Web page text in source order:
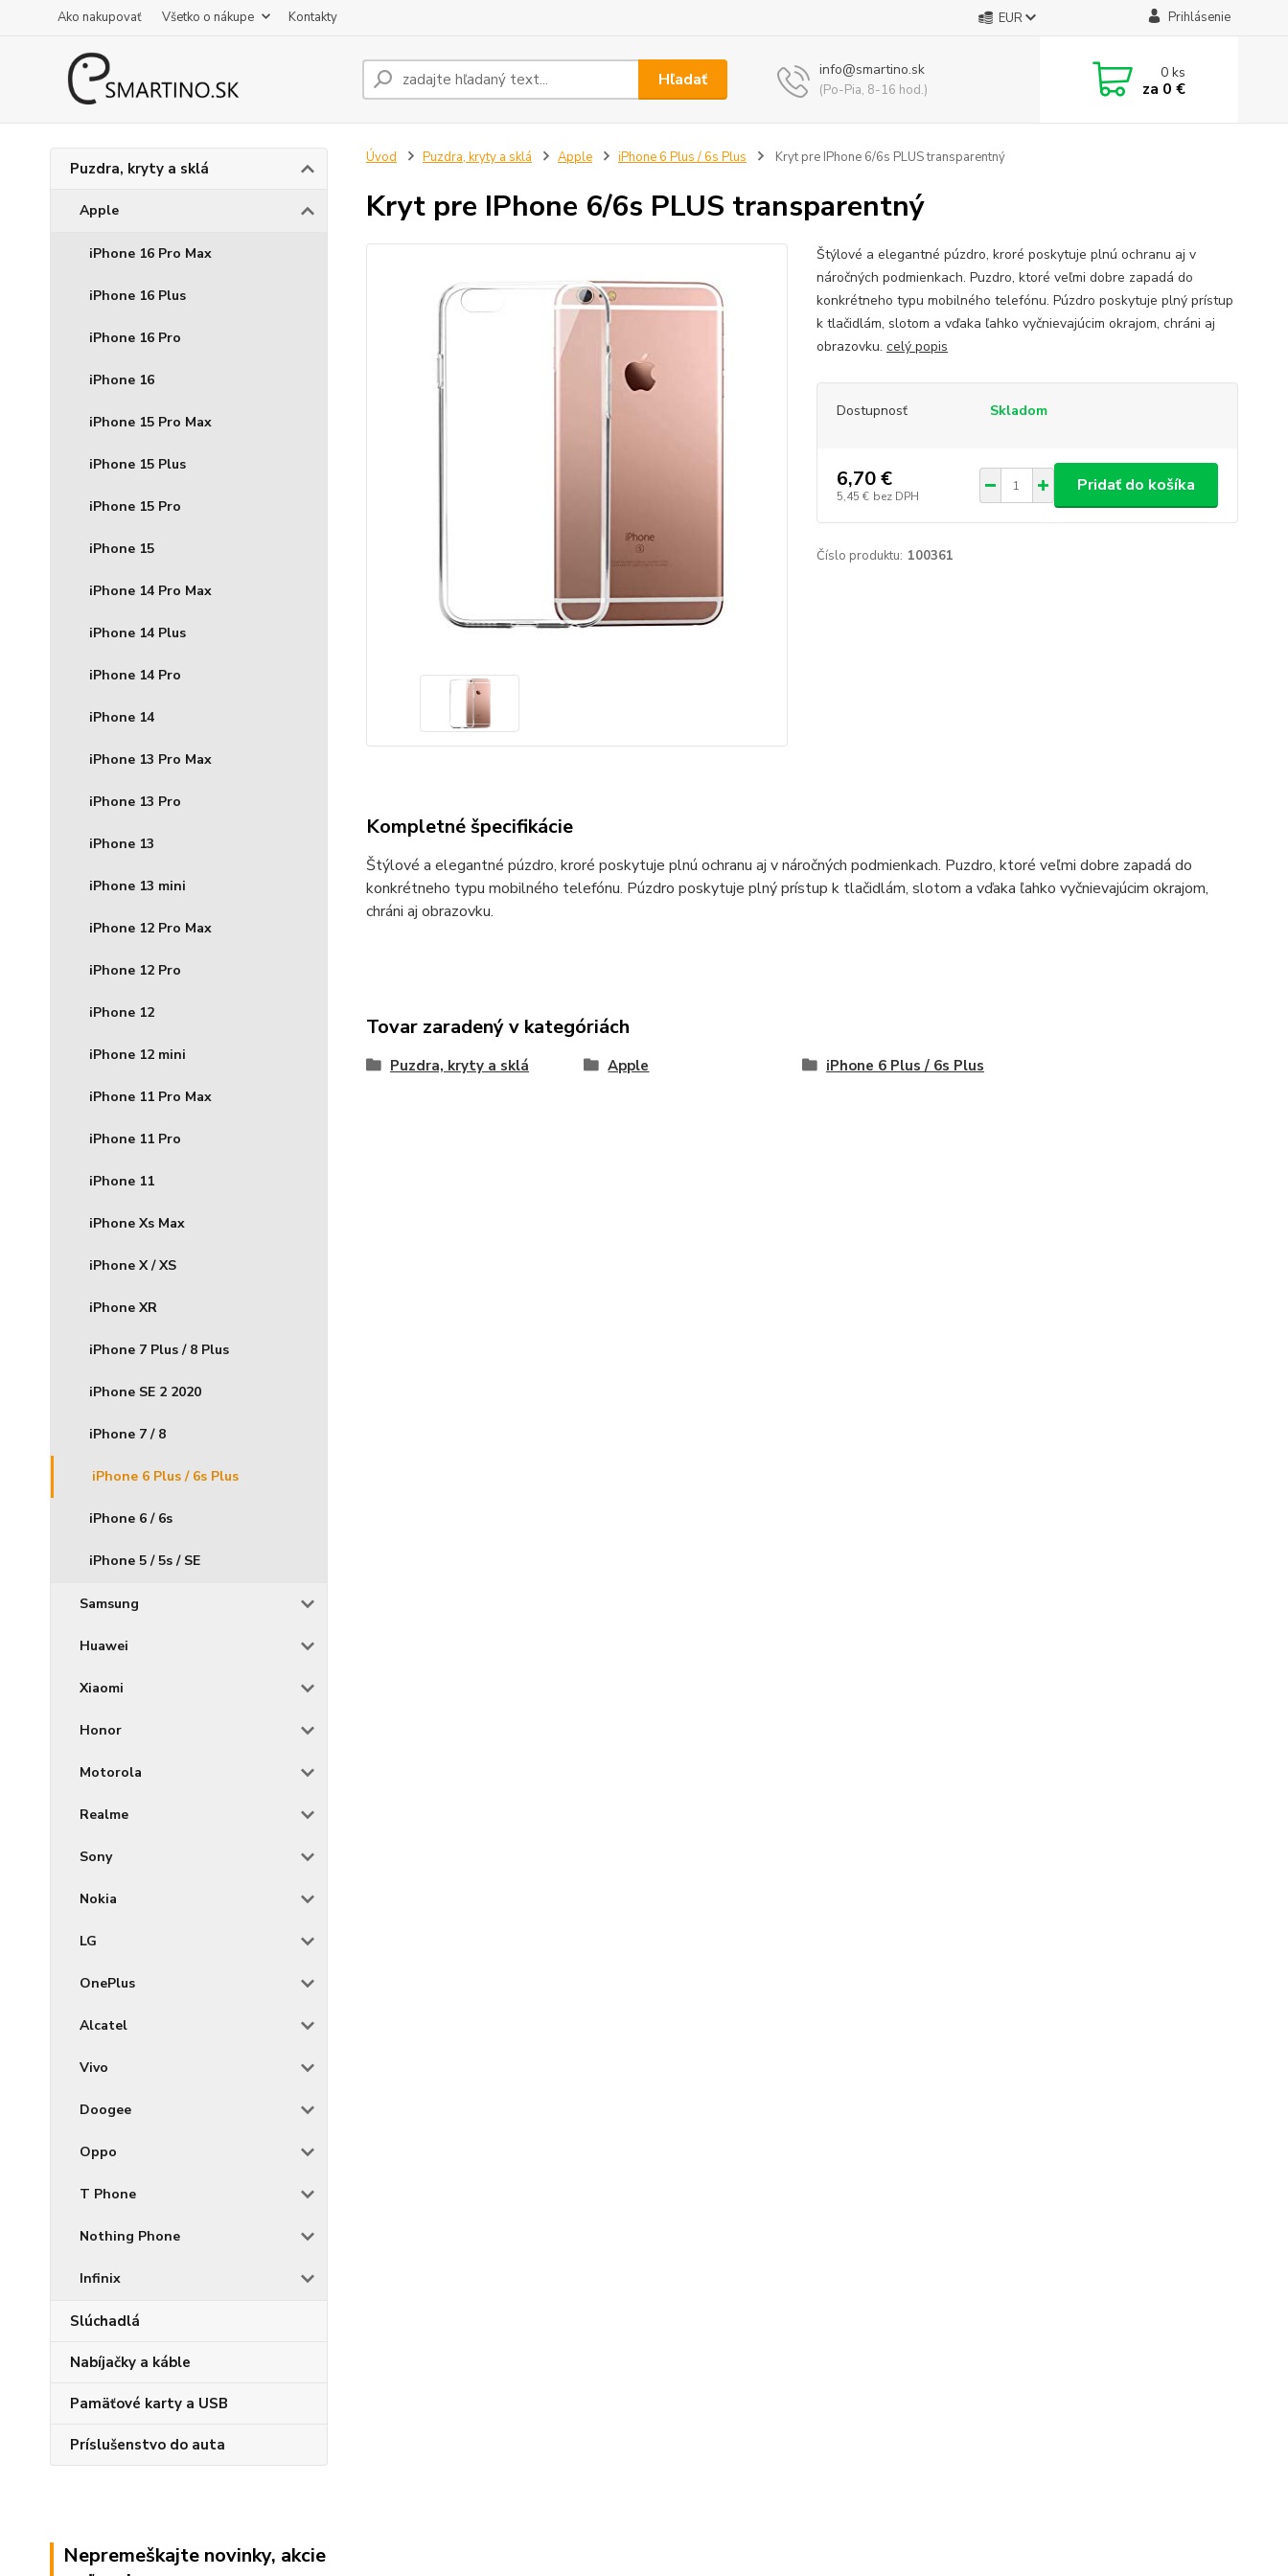
Ako nakupovať Všetko o nákupe Kontakty EUR Prihlásenie
Hľadať info@smartino.sk
(Po-Pia, 8-16 hod.)
0ks
za 0 €
Puzdra, kryty a sklá
Apple
iPhone 16 Pro Max
iPhone 16 Plus
iPhone 16 Pro
iPhone 16
iPhone 15 Pro Max
iPhone 15 Plus
iPhone 15 Pro
iPhone 15
iPhone 14 Pro Max
iPhone 14 Plus
iPhone 14 Pro
iPhone 14
iPhone 13 Pro Max
iPhone 13 Pro
iPhone 13
iPhone 13 mini
iPhone 12 Pro Max
iPhone 12 Pro
iPhone 12
iPhone 12 mini
iPhone 11 Pro Max
iPhone 11 Pro
iPhone 11
iPhone Xs Max
iPhone X / XS
iPhone XR
iPhone 7 Plus / 8 Plus
iPhone SE 2 2020
iPhone 7 / 8
iPhone 6 Plus / 6s Plus
iPhone 6 / 6s
iPhone 5 / 5s / SE
Samsung
Huawei
Xiaomi
Honor
Motorola
Realme
Sony
Nokia
LG
OnePlus
Alcatel
Vivo
Doogee
Oppo
T Phone
Nothing Phone
Infinix
Slúchadlá
Nabíjačky a káble
Pamäťové karty a USB
Príslušenstvo do auta
Nepremeškajte novinky, akcie
Úvod Puzdra, kryty a sklá Apple iPhone 6 Plus / 6s Plus Kryt pre IPhone 6/6s PLUS transparentný
Kryt pre IPhone 6/6s PLUS transparentný
Štýlové a elegantné púzdro, kroré poskytuje plnú ochranu aj v
náročných podmienkach. Puzdro, ktoré veľmi dobre zapadá do
konkrétneho typu mobilného telefónu. Púzdro poskytuje plný prístup
k tlačidlám, slotom a vďaka ľahko vyčnievajúcim okrajom, chráni aj
obrazovku. celý popis
Dostupnosť Skladom
6,70 €
5,45 € bez DPH
Pridať do košíka
Číslo produktu: 100361
Kompletné špecifikácie
Štýlové a elegantné púzdro, kroré poskytuje plnú ochranu aj v náročných podmienkach. Puzdro, ktoré veľmi dobre zapadá do
konkrétneho typu mobilného telefónu. Púzdro poskytuje plný prístup k tlačidlám, slotom a vďaka ľahko vyčnievajúcim okrajom,
chráni aj obrazovku.
Tovar zaradený v kategóriách
Puzdra, kryty a sklá Apple iPhone 6 Plus / 6s Plus